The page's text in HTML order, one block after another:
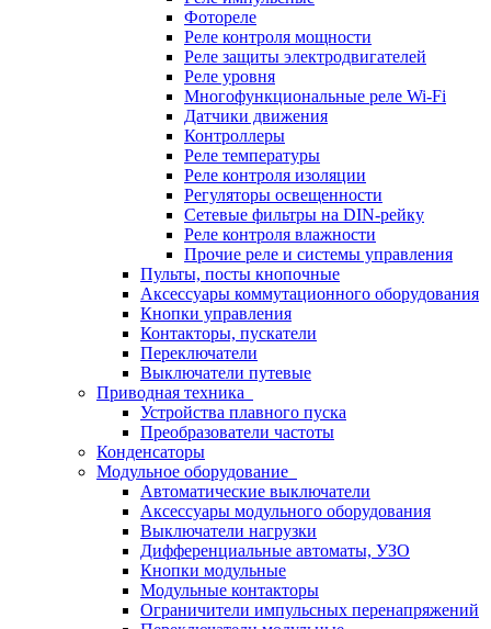
Фотореле
Реле контроля мощности
Реле защиты электродвигателей
Реле уровня
Многофункциональные реле Wi-Fi
Датчики движения
Контроллеры
Реле температуры
Реле контроля изоляции
Регуляторы освещенности
Сетевые фильтры на DIN-рейку
Реле контроля влажности
Прочие реле и системы управления
Пульты, посты кнопочные
Аксессуары коммутационного оборудования
Кнопки управления
Контакторы, пускатели
Переключатели
Выключатели путевые
Приводная техника
Устройства плавного пуска
Преобразователи частоты
Конденсаторы
Модульное оборудование
Автоматические выключатели
Аксессуары модульного оборудования
Выключатели нагрузки
Дифференциальные автоматы, УЗО
Кнопки модульные
Модульные контакторы
Ограничители импульсных перенапряжений